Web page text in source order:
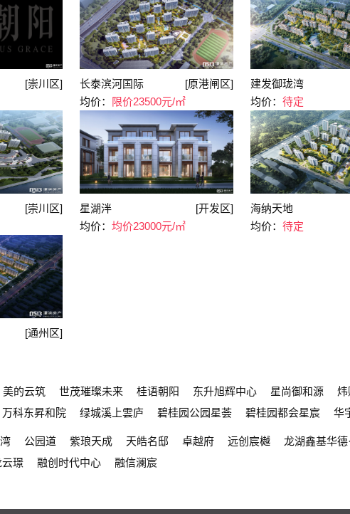
[崇川区] [原港闸区]
长泰滨河国际
均价：
限价23500元/㎡
建发御珑湾
均价： 待定
[崇川区] [开发区]
星湖泮
均价： 均价23000元/㎡
海纳天地
均价： 待定
[通州区]
美的云筑 世茂璀璨未来 桂语朝阳 东升旭辉中心 星尚御和源 炜
万科东昇和院 绿城溪上雲庐 碧桂园公园星荟 碧桂园都会星宸 华
公园道 紫琅天成 天皓名邸 卓越府 远创宸樾 龙湖鑫基华德
云璟 融创时代中心 融信澜宸